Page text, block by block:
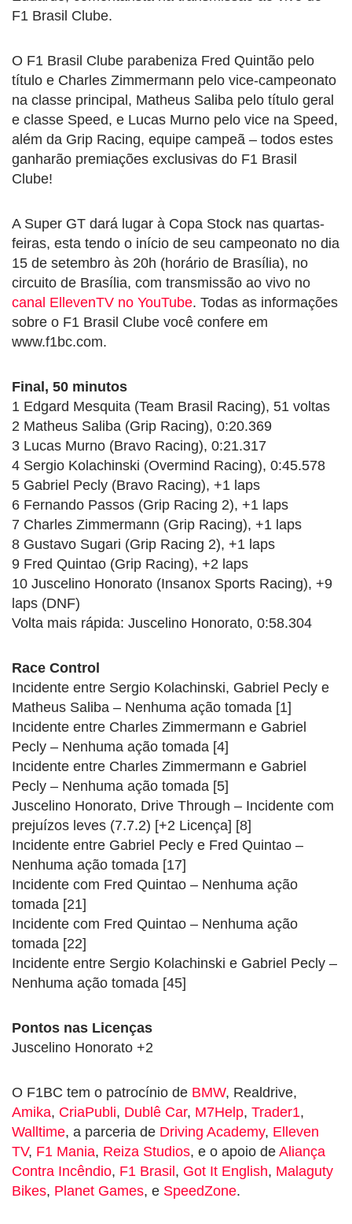
F1 Brasil Clube.
O F1 Brasil Clube parabeniza Fred Quintão pelo
título e Charles Zimmermann pelo vice-campeonato
na classe principal, Matheus Saliba pelo título geral
e classe Speed, e Lucas Murno pelo vice na Speed,
além da Grip Racing, equipe campeã – todos estes
ganharão premiações exclusivas do F1 Brasil
Clube!
A Super GT dará lugar à Copa Stock nas quartas-
feiras, esta tendo o início de seu campeonato no dia
15 de setembro às 20h (horário de Brasília), no
circuito de Brasília, com transmissão ao vivo no
canal EllevenTV no YouTube. Todas as informações
sobre o F1 Brasil Clube você confere em
www.f1bc.com.
Final, 50 minutos
1 Edgard Mesquita (Team Brasil Racing), 51 voltas
2 Matheus Saliba (Grip Racing), 0:20.369
3 Lucas Murno (Bravo Racing), 0:21.317
4 Sergio Kolachinski (Overmind Racing), 0:45.578
5 Gabriel Pecly (Bravo Racing), +1 laps
6 Fernando Passos (Grip Racing 2), +1 laps
7 Charles Zimmermann (Grip Racing), +1 laps
8 Gustavo Sugari (Grip Racing 2), +1 laps
9 Fred Quintao (Grip Racing), +2 laps
10 Juscelino Honorato (Insanox Sports Racing), +9
laps (DNF)
Volta mais rápida: Juscelino Honorato, 0:58.304
Race Control
Incidente entre Sergio Kolachinski, Gabriel Pecly e
Matheus Saliba – Nenhuma ação tomada [1]
Incidente entre Charles Zimmermann e Gabriel
Pecly – Nenhuma ação tomada [4]
Incidente entre Charles Zimmermann e Gabriel
Pecly – Nenhuma ação tomada [5]
Juscelino Honorato, Drive Through – Incidente com
prejuízos leves (7.7.2) [+2 Licença] [8]
Incidente entre Gabriel Pecly e Fred Quintao –
Nenhuma ação tomada [17]
Incidente com Fred Quintao – Nenhuma ação
tomada [21]
Incidente com Fred Quintao – Nenhuma ação
tomada [22]
Incidente entre Sergio Kolachinski e Gabriel Pecly –
Nenhuma ação tomada [45]
Pontos nas Licenças
Juscelino Honorato +2
O F1BC tem o patrocínio de BMW, Realdrive,
Amika, CriaPubli, Dublê Car, M7Help, Trader1,
Walltime, a parceria de Driving Academy, Elleven
TV, F1 Mania, Reiza Studios, e o apoio de Aliança
Contra Incêndio, F1 Brasil, Got It English, Malaguty
Bikes, Planet Games, e SpeedZone.